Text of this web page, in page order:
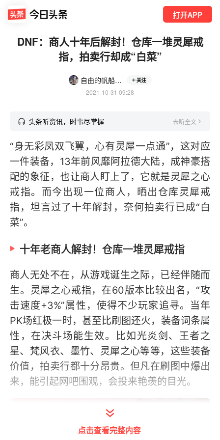
打开APP
DNF：商人十年后解封！仓库一堆灵犀戒
指，拍卖行却成“白菜”
自由的帆船ud1 关注
2021-10-31 09:28
头条听资讯，时事尽掌握 去听全文
“身无彩凤双飞翼，心有灵犀一点通”，这对应
一件装备，13年前风靡阿拉德大陆，成神豪搭
配的象征，也让商人盯上了，它就是灵犀之心
戒指。而今出现一位商人，晒出仓库灵犀戒
指，坦言过了十年解封，奈何拍卖行已成“白
菜”。
十年老商人解封！仓库一堆灵犀戒指
商人无处不在，从游戏诞生之际，已经伴随而
生。灵犀之心戒指，在60版本比较出名，“攻
击速度+3%”属性，使得不少玩家追寻。当年
PK场红极一时，甚至比刷图还火，装备词条属
性，在决斗场能生效。比如光炎剑、王者之
星、梵风衣、墨竹、灵犀之心等等，这些装备
价值，拍卖行都十分昂贵。但凡在刷图中爆出
来，能引起网吧围观，会投来艳羡的目光。
点击查看完整内容